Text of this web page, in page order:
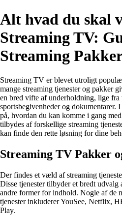
Alt hvad du skal
Streaming TV:
Streaming
Streaming TV er blevet utroligt
mange streaming tjenester og pakker
en bred vifte af underholdning, lige
sportsbegivenheder og dokumentarer.
på, hvordan du kan komme i gang
tilbydes af forskellige streaming
kan finde den rette løsning for dine
Streaming TV Pakker
Der findes et væld af streaming
Disse tjenester tilbyder et bredt
andre former for indhold. Nogle af de
tjenester inkluderer YouSee, Netflix,
Play.